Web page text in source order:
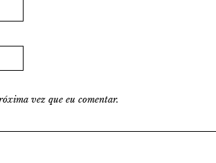
vez que eu comentar.